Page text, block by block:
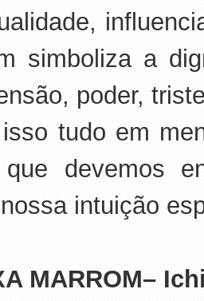
simboliza a
poder,
tudo em
que devemos
intuição
MARROM–